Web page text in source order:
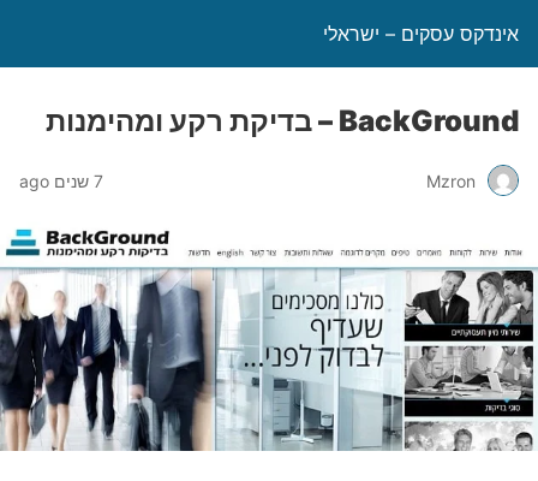
אינדקס עסקים – ישראלי
BackGround – בדיקת רקע ומהימנות
Mzron 7 שנים ago